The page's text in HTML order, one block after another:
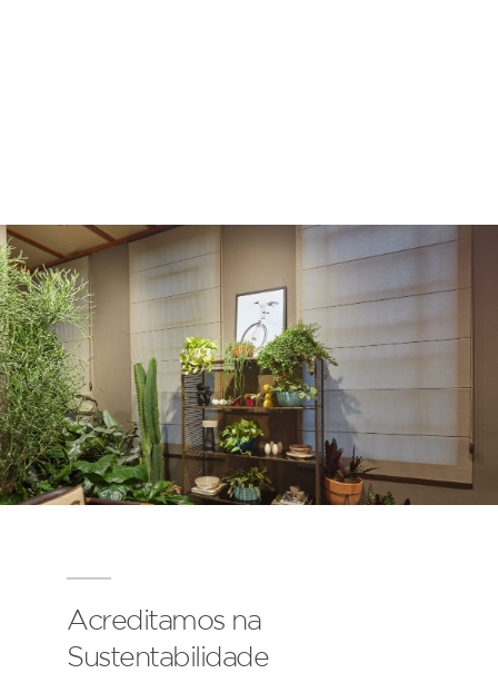
Acreditamos na
Sustentabilidade